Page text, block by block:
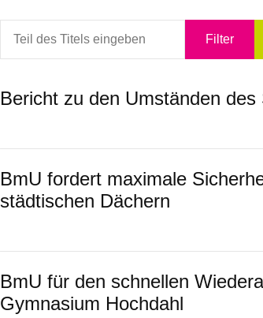
Filter
Bericht zu den Umständen
BmU fordert maximale
städtischen Dächern
BmU für den schnellen
Gymnasium Hochdahl